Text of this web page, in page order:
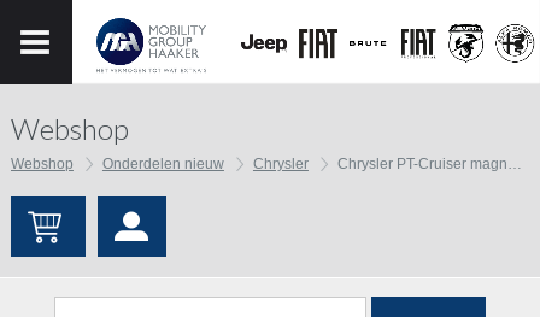
Webshop
Webshop Onderdelen nieuw Chrysler Chrysler PT-Cruiser magneet koppeling Aircopomp